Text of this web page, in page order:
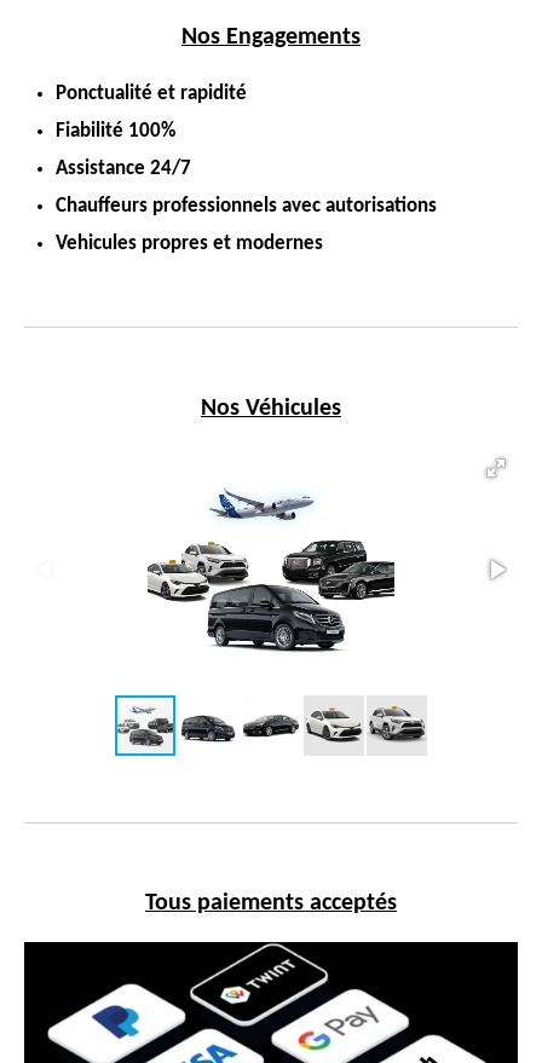
Nos Engagements
Ponctualité et rapidité
Fiabilité 100%
Assistance 24/7
Chauffeurs professionnels avec autorisations
Vehicules propres et modernes
Nos Véhicules
Tous paiements acceptés